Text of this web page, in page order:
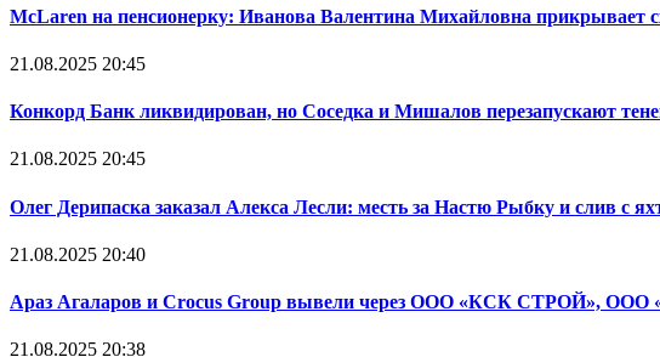
McLaren на пенсионерку: Иванова Валентина Михайловна прикрывает
21.08.2025 20:45
Конкорд Банк ликвидирован, но Соседка и Мишалов перезапускают
21.08.2025 20:45
Олег Дерипаска заказал Алекса Лесли: месть за Настю Рыбку и слив с
21.08.2025 20:40
Араз Агаларов и Crocus Group вывели через ООО «КСК СТРОЙ»,
21.08.2025 20:38